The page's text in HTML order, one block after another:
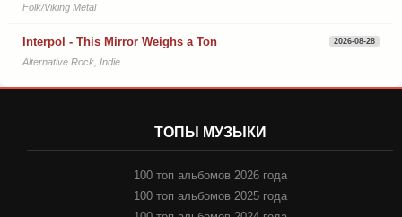
Folk/Viking Metal
Interpol - This Mirror Weighs a Ton 2026-08-28
Alternative Rock, Indie
ТОПЫ МУЗЫКИ
100 топ альбомов 2026 года
100 топ альбомов 2025 года